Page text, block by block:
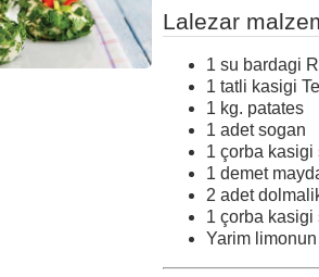
Lalezar
1 su bardagi
1 tatli kasigi
1 kg. patates
1 adet sogan
1 çorba kasigi
1 demet
2 adet
1 çorba kasigi
Yarim